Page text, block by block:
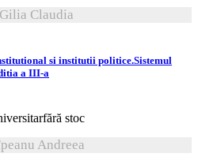
Gilia Claudia
si institutii politice.Sistemul
a III-a
fără stoc
Andreea